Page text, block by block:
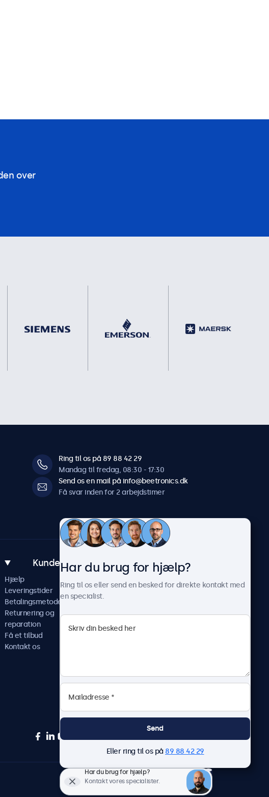
over
Ring til os på 89 88 42 29
Mandag til fredag, 08:30 - 17:30
Send os en mail på info@beetronics.dk
Få svar inden for 2 arbejdstimer
Kundeservice
Hjælp
Leveringstider
Betalingsmetoder
Returnering og
reparation
Få et tilbud
Kontakt os
Om Beetronics
Arbejd hos os
Dansk
Har du brug for hjælp?
Ring til os eller send en besked for direkte kontakt med
en specialist.
Send
Eller ring til os på 89 88 42 29
Har du brug for hjælp?
Kontakt vores specialister.